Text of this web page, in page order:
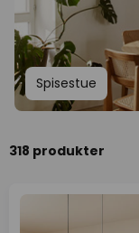
Spisestue
318 produkter